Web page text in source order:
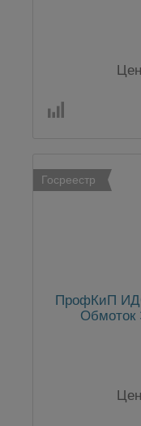
Госреестр
ПрофКиП
Обмоток